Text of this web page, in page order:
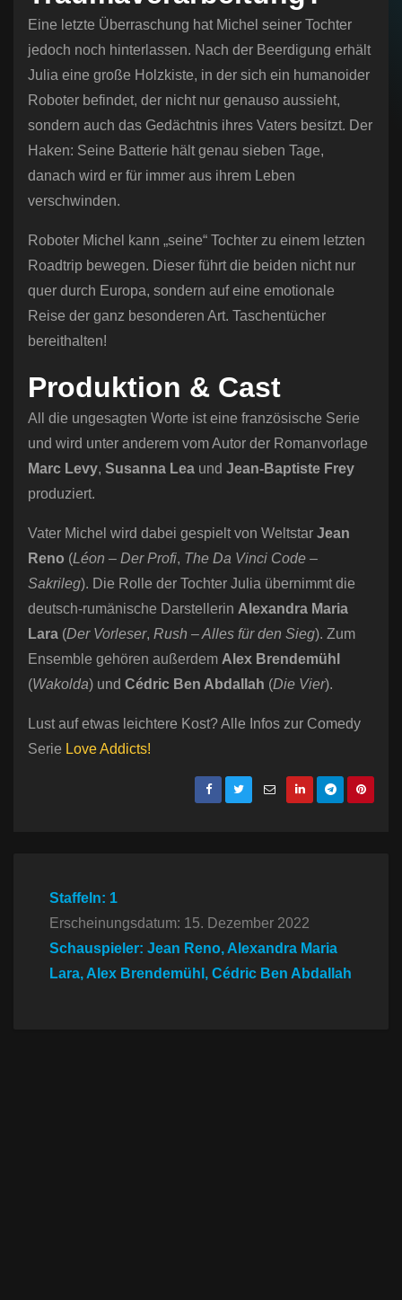
Eine letzte Überraschung hat Michel seiner Tochter
jedoch noch hinterlassen. Nach der Beerdigung erhält
Julia eine große Holzkiste, in der sich ein humanoider
Roboter befindet, der nicht nur genauso aussieht,
sondern auch das Gedächtnis ihres Vaters besitzt. Der
Haken: Seine Batterie hält genau sieben Tage,
danach wird er für immer aus ihrem Leben
verschwinden.
Roboter Michel kann „seine“ Tochter zu einem letzten
Roadtrip bewegen. Dieser führt die beiden nicht nur
quer durch Europa, sondern auf eine emotionale
Reise der ganz besonderen Art. Taschentücher
bereithalten!
Produktion & Cast
All die ungesagten Worte ist eine französische Serie
und wird unter anderem vom Autor der Romanvorlage
Marc Levy, Susanna Lea und Jean-Baptiste Frey
produziert.
Vater Michel wird dabei gespielt von Weltstar Jean
Reno (Léon – Der Profi, The Da Vinci Code –
Sakrileg). Die Rolle der Tochter Julia übernimmt die
deutsch-rumänische Darstellerin Alexandra Maria
Lara (Der Vorleser, Rush – Alles für den Sieg). Zum
Ensemble gehören außerdem Alex Brendemühl
(Wakolda) und Cédric Ben Abdallah (Die Vier).
Lust auf etwas leichtere Kost? Alle Infos zur Comedy
Serie Love Addicts!
Staffeln: 1
Erscheinungsdatum: 15. Dezember 2022
Schauspieler: Jean Reno, Alexandra Maria
Lara, Alex Brendemühl, Cédric Ben Abdallah